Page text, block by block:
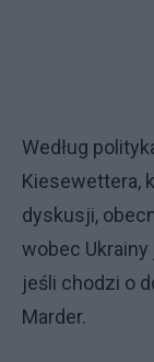
Według
Kiesewettera,
dyskusji,
wobec Ukrainy
jeśli chodzi o
Marder.